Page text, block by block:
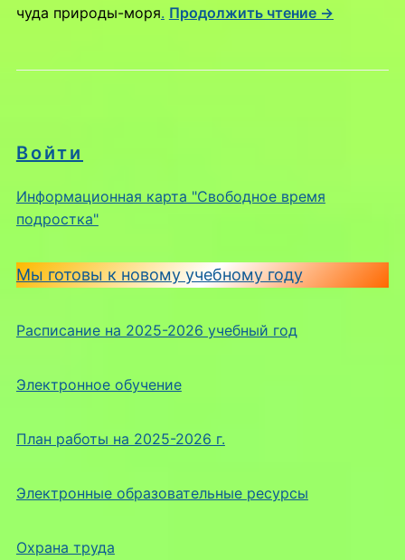
Войти
Информационная карта "Свободное время
подростка"
Мы готовы к новому учебному году
Расписание на 2025-2026 учебный год
Электронное обучение
План работы на 2025-2026 г.
Электронные образовательные ресурсы
Охрана труда
чуда природы-моря. Продолжить чтение →